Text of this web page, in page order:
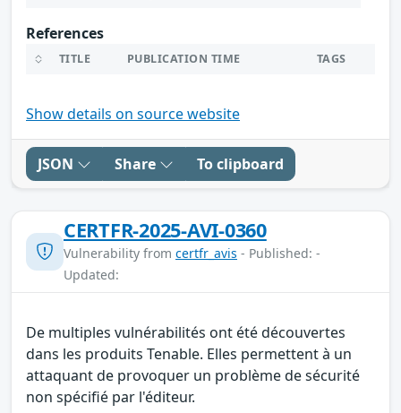
References
TITLE PUBLICATION TIME TAGS
Show details on source website
JSON Share To clipboard
CERTFR-2025-AVI-0360
Vulnerability from certfr_avis - Published: -
Updated:
De multiples vulnérabilités ont été découvertes
dans les produits Tenable. Elles permettent à un
attaquant de provoquer un problème de sécurité
non spécifié par l'éditeur.